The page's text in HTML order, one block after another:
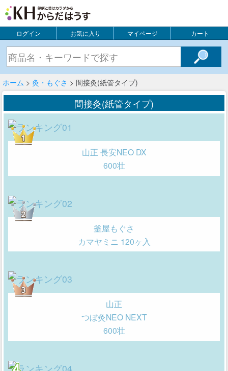
ログイン お気に入り マイページ カート
ホーム > 灸・もぐさ > 間接灸(紙管タイプ)
間接灸(紙管タイプ)
山正 長安NEO DX
600壮
釜屋もぐさ
カマヤミニ 120ヶ入
山正
つぼ灸NEO NEXT
600壮